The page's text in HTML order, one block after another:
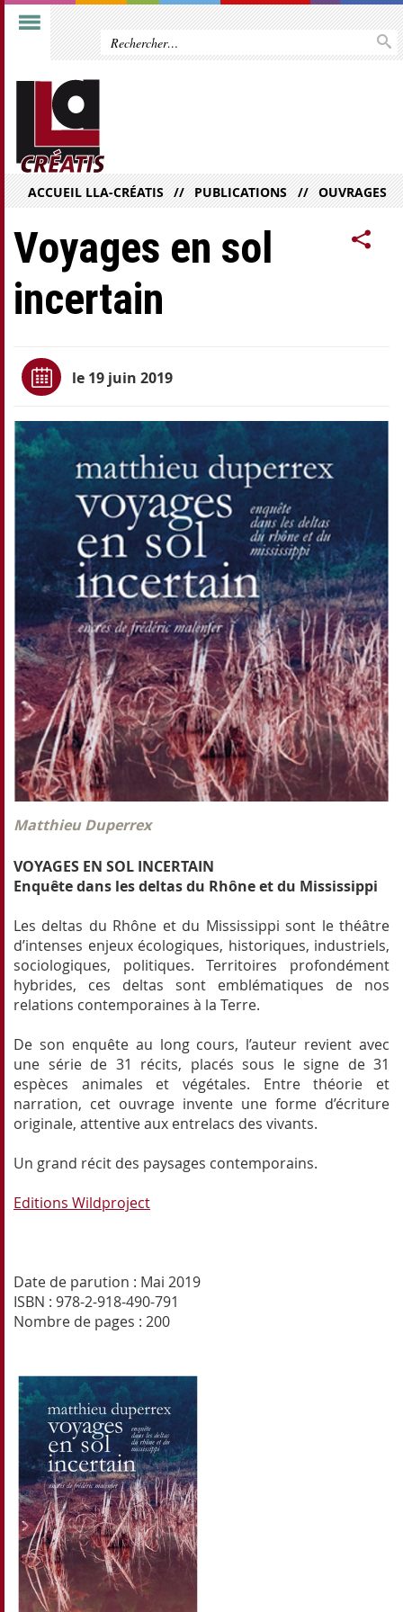
ACCUEIL LLA-CRÉATIS PUBLICATIONS OUVRAGES
Voyages en sol
incertain
le 19 juin 2019
Matthieu Duperrex
VOYAGES EN SOL INCERTAIN
Enquête dans les deltas du Rhône et du Mississippi
Les deltas du Rhône et du Mississippi sont le théâtre
d’intenses enjeux écologiques, historiques, industriels,
sociologiques, politiques. Territoires profondément
hybrides, ces deltas sont emblématiques de nos
relations contemporaines à la Terre.
De son enquête au long cours, l’auteur revient avec
une série de 31 récits, placés sous le signe de 31
espèces animales et végétales. Entre théorie et
narration, cet ouvrage invente une forme d’écriture
originale, attentive aux entrelacs des vivants.
Un grand récit des paysages contemporains.
Editions Wildproject
Date de parution : Mai 2019
ISBN : 978-2-918-490-791
Nombre de pages : 200